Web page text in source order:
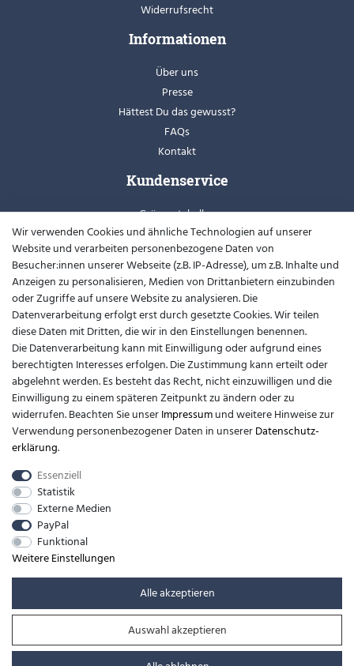
Widerrufsrecht
Informationen
Über uns
Presse
Hättest Du das gewusst?
FAQs
Kontakt
Kundenservice
Grössentabellen
Retoure
Schuhweiten
Youtube
Widerrufsformular
Kontakt
support@barfusslaufen.com
+49 (0)8807-214983
Anrufe aus dem dt. Festnetz zum Ortstarif, Preise aus dem Mobilfunknetz
© Copyright 2026 | Alle Rechte vorbehalten. -
barfusslaufen.com | Realisationcolornativ /
Wir verwenden Cookies und ähnliche Technologien auf unserer
Website und verarbeiten personenbezogene Daten von
Besucher:innen unserer Webseite (z.B. IP-Adresse), um z.B. Inhalte und
Anzeigen zu personalisieren, Medien von Drittanbietern einzubinden
oder Zugriffe auf unsere Website zu analysieren. Die
Datenverarbeitung erfolgt erst durch gesetzte Cookies. Wir teilen
diese Daten mit Dritten, die wir in den Einstellungen benennen.
Die Datenverarbeitung kann mit Einwilligung oder aufgrund eines
berechtigten Interesses erfolgen. Die Zustimmung kann erteilt oder
abgelehnt werden. Es besteht das Recht, nicht einzuwilligen und die
Einwilligung zu einem späteren Zeitpunkt zu ändern oder zu
widerrufen. Beachten Sie unserImpressumund weitere Hinweise zur
Verwendung personenbezogener Daten in unsererDaten­schutz­
erklärung.
Essenziell
Statistik
Externe Medien
PayPal
Funktional
Weitere Einstellungen
Alle akzeptieren
Auswahl akzeptieren